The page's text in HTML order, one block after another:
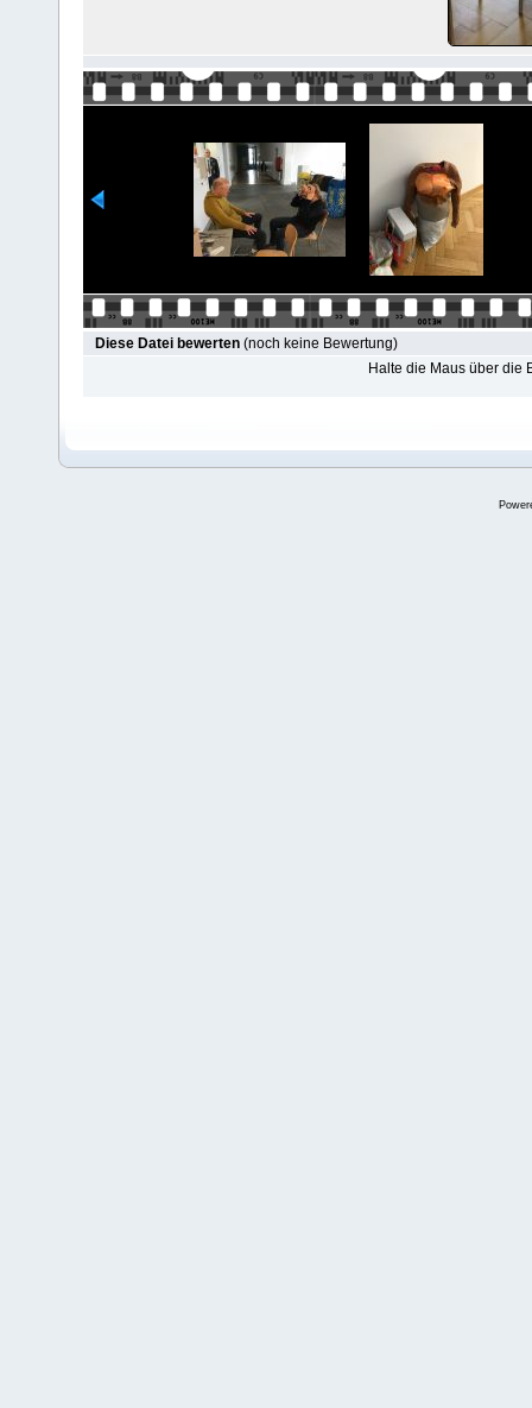
Diese Datei bewerten (noch keine Bewertung)
Halte die Maus über die